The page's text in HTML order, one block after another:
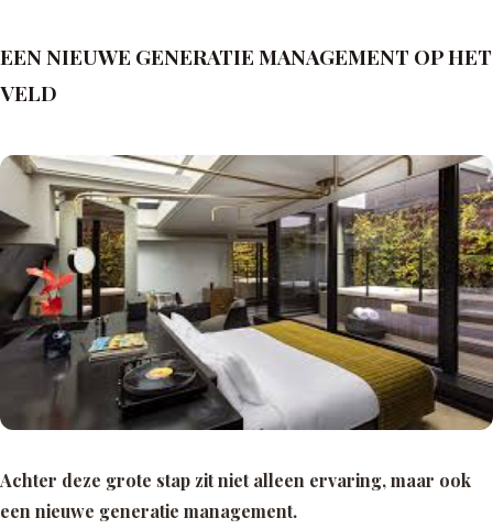
EEN NIEUWE GENERATIE MANAGEMENT OP HET
VELD
Achter deze grote stap zit niet alleen ervaring, maar ook
een nieuwe generatie management.